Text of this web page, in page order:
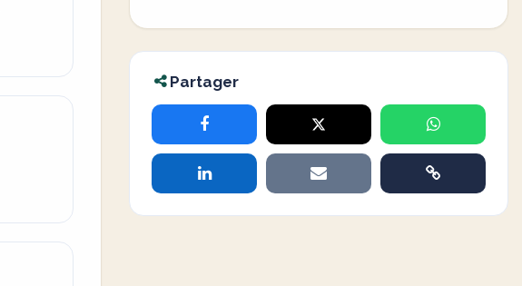
Partager